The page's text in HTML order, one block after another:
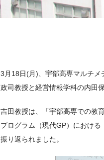
3月18日(月)、宇部高専マルチメ
政司教授と経営情報学科の内田
吉田教授は、「宇部高専での教
プログラム（現代GP）におけ
振り返られました。